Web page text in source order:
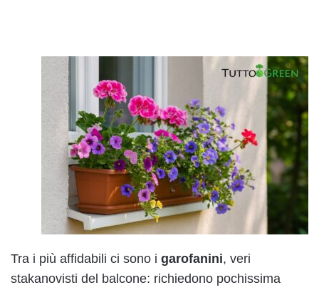
Tra i più affidabili ci sono i garofanini, veri
stakanovisti del balcone: richiedono pochissima